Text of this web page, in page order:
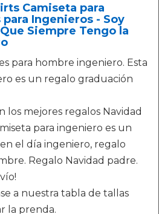
Camiseta para
Ingenieros - Soy
Siempre Tengo la
para hombre ingeniero. Esta
es un regalo graduación
los mejores regalos Navidad
para ingeniero es un
el día ingeniero, regalo
Regalo Navidad padre.
a nuestra tabla de tallas
la prenda.